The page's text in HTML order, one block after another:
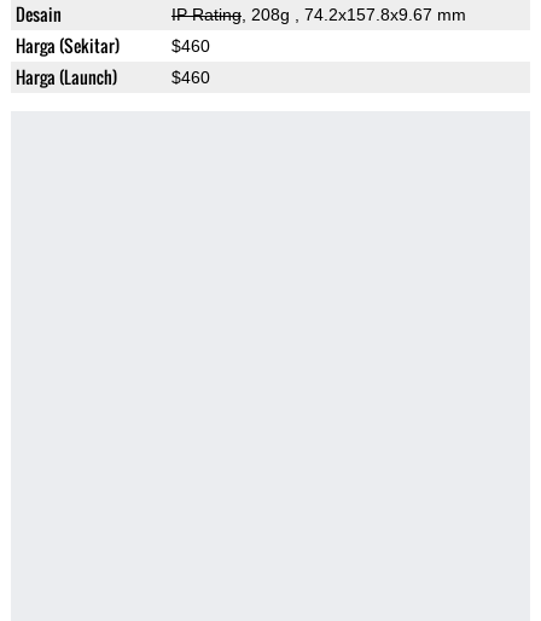
Desain IP Rating, 208g , 74.2x157.8x9.67 mm
Harga (Sekitar) $460
Harga (Launch) $460